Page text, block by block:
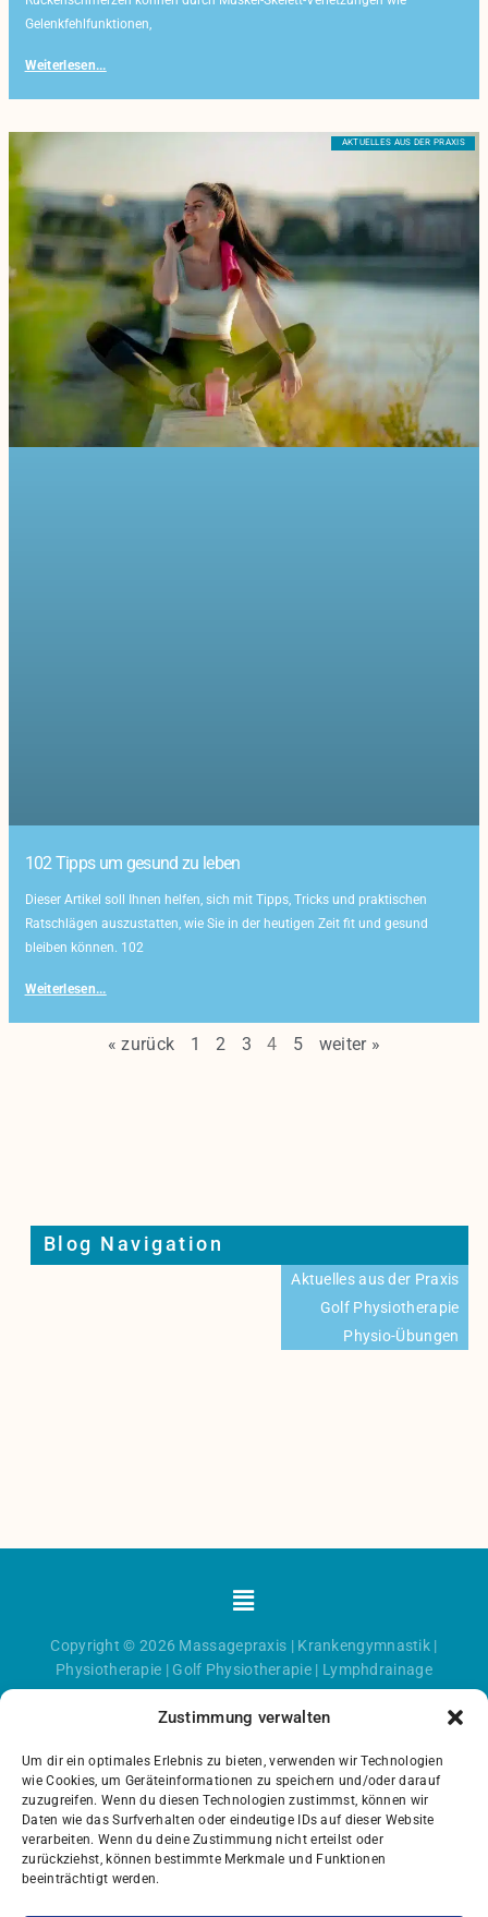
Zustimmung verwalten
Um dir ein optimales Erlebnis zu bieten, verwenden wir Technologien
wie Cookies, um Geräteinformationen zu speichern und/oder darauf
zuzugreifen. Wenn du diesen Technologien zustimmst, können wir
Daten wie das Surfverhalten oder eindeutige IDs auf dieser Website
verarbeiten. Wenn du deine Zustimmung nicht erteilst oder
zurückziehst, können bestimmte Merkmale und Funktionen
beeinträchtigt werden.
Gelenkfehlfunktionen,
Weiterlesen...
AKTUELLES AUS DER PRAXIS
102 Tipps um gesund zu leben
Dieser Artikel soll Ihnen helfen, sich mit Tipps, Tricks und praktischen
Ratschlägen auszustatten, wie Sie in der heutigen Zeit fit und gesund
bleiben können. 102
Weiterlesen...
« zurück 1 2 3 4 5 weiter »
Blog Navigation
Aktuelles aus der Praxis
Golf Physiotherapie
Physio-Übungen
Menü
Copyright © 2026 Massagepraxis | Krankengymnastik |
Physiotherapie | Golf Physiotherapie | Lymphdrainage